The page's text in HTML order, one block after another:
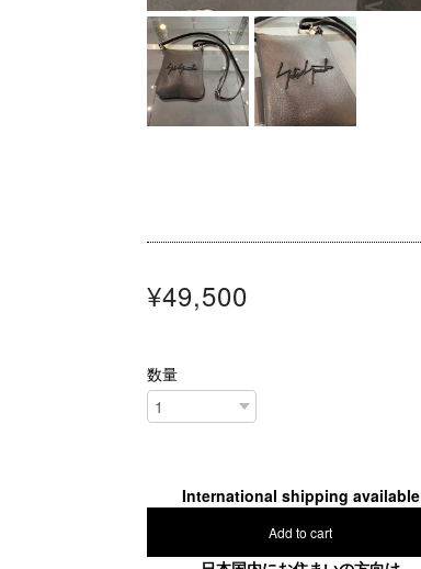
¥49,500
数量
International shipping available
Add to cart